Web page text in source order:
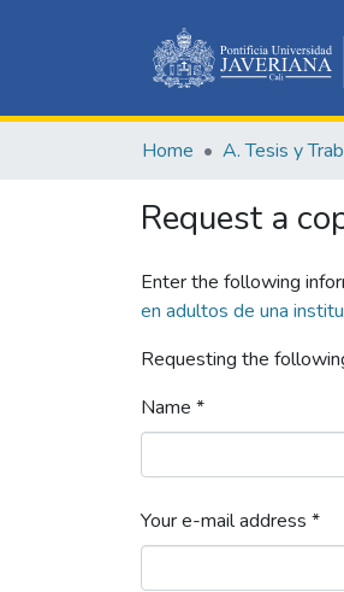
Home A. Tesis y
Request a
Enter the following
en adultos de una
Requesting the
Name *
Your e-mail address *